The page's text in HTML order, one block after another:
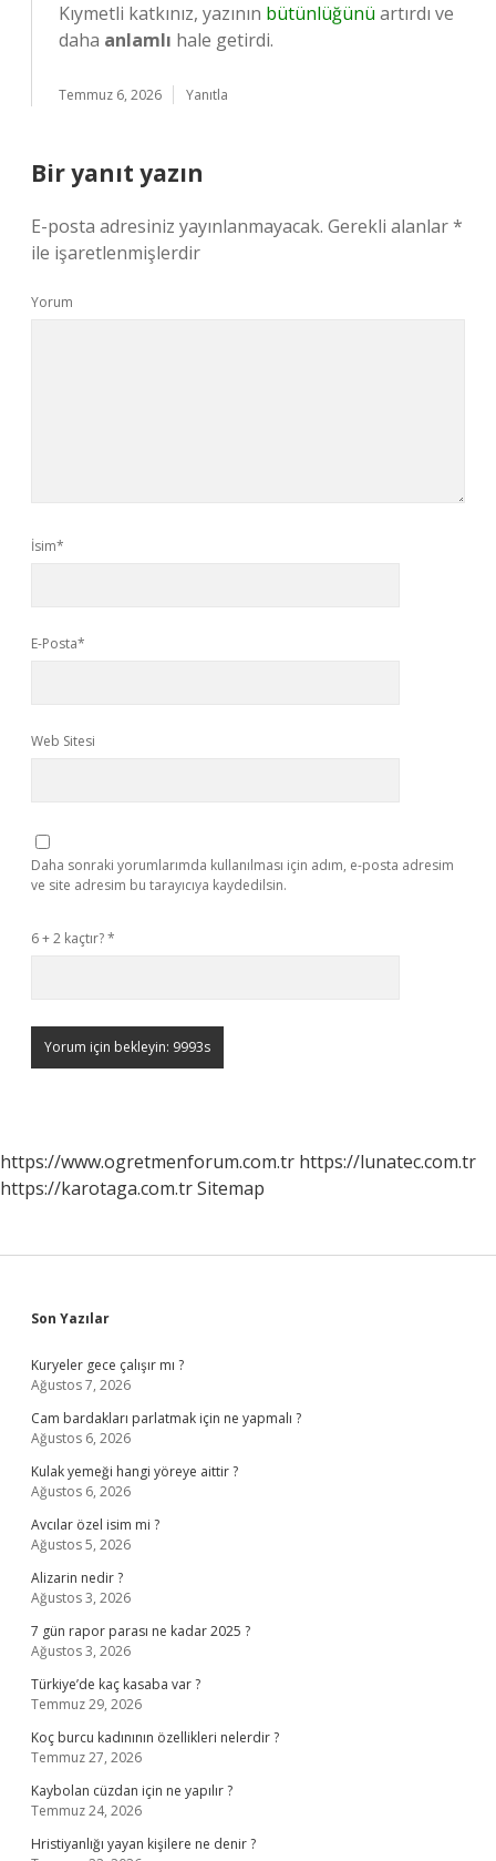
Kıymetli katkınız, yazının bütünlüğünü artırdı ve
daha anlamlı hale getirdi.
Temmuz 6, 2026 Yanıtla
Bir yanıt yazın
E-posta adresiniz yayınlanmayacak. Gerekli alanlar*
ile işaretlenmişlerdir
Yorum
İsim*
E-Posta*
Web Sitesi
Daha sonraki yorumlarımda kullanılması için adım, e-posta adresim
ve site adresim bu tarayıcıya kaydedilsin.
6 + 2 kaçtır?*
https://www.ogretmenforum.com.tr https://lunatec.com.tr
https://karotaga.com.trSitemap
Sidebar
Son Yazılar
Kuryeler gece çalışır mı ?
Ağustos 7, 2026
Cam bardakları parlatmak için ne yapmalı ?
Ağustos 6, 2026
Kulak yemeği hangi yöreye aittir ?
Ağustos 6, 2026
Avcılar özel isim mi ?
Ağustos 5, 2026
Alizarin nedir ?
Ağustos 3, 2026
7 gün rapor parası ne kadar 2025 ?
Ağustos 3, 2026
Türkiye’de kaç kasaba var ?
Temmuz 29, 2026
Koç burcu kadınının özellikleri nelerdir ?
Temmuz 27, 2026
Kaybolan cüzdan için ne yapılır ?
Temmuz 24, 2026
Hristiyanlığı yayan kişilere ne denir ?